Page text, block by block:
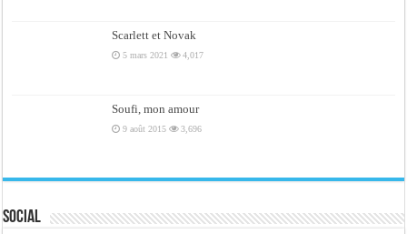
Scarlett et Novak
5 mars 2021 4,017
Soufi, mon amour
9 août 2015 3,696
Social